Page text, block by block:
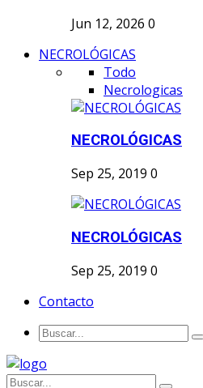
Jun 12, 2026 0
NECROLÓGICAS
Todo
Necrologicas
NECROLÓGICAS
Sep 25, 2019 0
NECROLÓGICAS
Sep 25, 2019 0
Contacto